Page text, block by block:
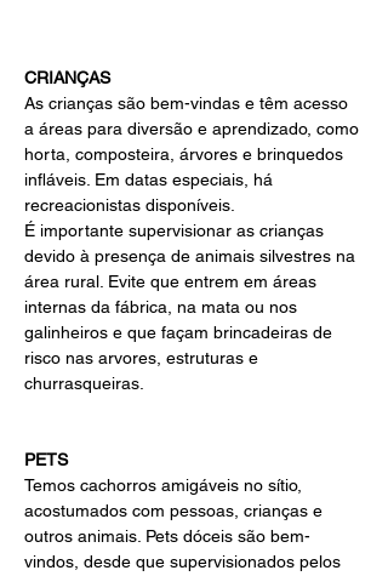
CRIANÇAS
As crianças são bem-vindas e têm acesso
a áreas para diversão e aprendizado, como
horta, composteira, árvores e brinquedos
infláveis. Em datas especiais, há
recreacionistas disponíveis.
É importante supervisionar as crianças
devido à presença de animais silvestres na
área rural. Evite que entrem em áreas
internas da fábrica, na mata ou nos
galinheiros e que façam brincadeiras de
risco nas arvores, estruturas e
churrasqueiras.
PETS
Temos cachorros amigáveis no sítio,
acostumados com pessoas, crianças e
outros animais. Pets dóceis são bem-
vindos, desde que supervisionados pelos